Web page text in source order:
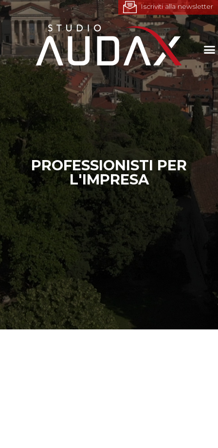
Iscriviti alla newsletter
PROFESSIONISTI PER
L'IMPRESA